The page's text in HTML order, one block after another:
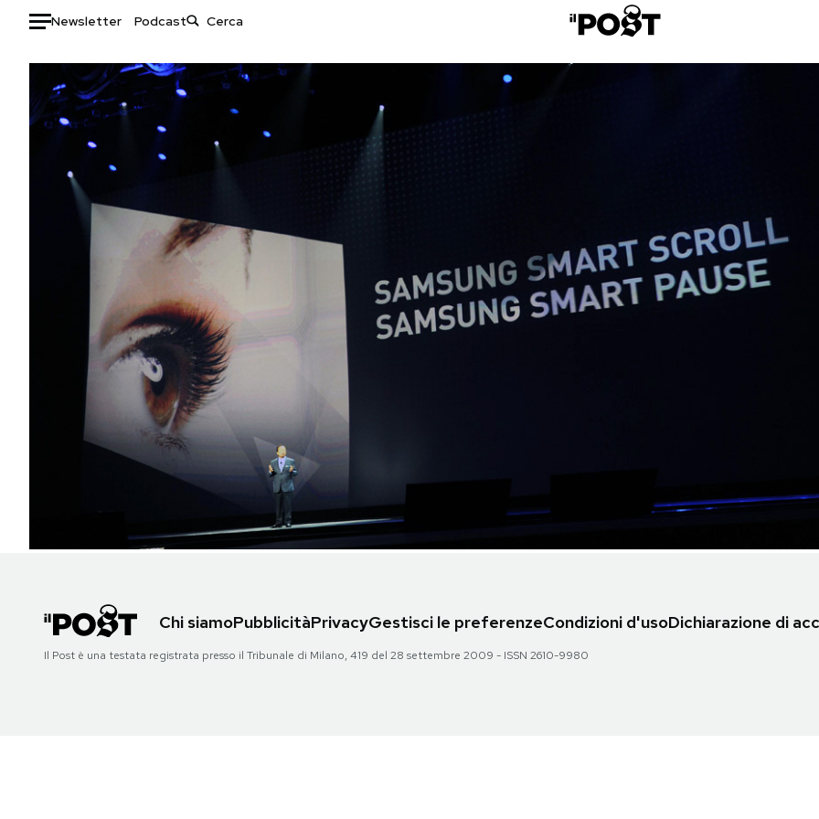
Newsletter Podcast
Auto
HOME
Italia
Politica
Cultura
Economia
Sport
Storie/Idee
Ok Boomer!
Media
Altrecose
Mondiali calcio 2026
PODCAST
SHOP Chi siamoPubblicitàPrivacyGestisci le preferenzeCondizioni d'usoDichiarazione di
Il Post è una testata registrata presso il Tribunale di Milano, 419 del 28 settembre 2009 - ISSN 2610-9980